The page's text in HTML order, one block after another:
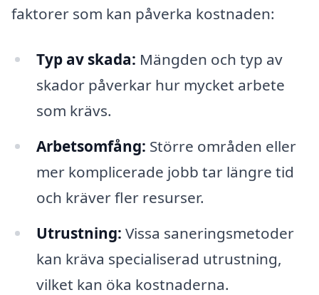
faktorer som kan påverka kostnaden:
Typ av skada: Mängden och typ av
skador påverkar hur mycket arbete
som krävs.
Arbetsomfång: Större områden eller
mer komplicerade jobb tar längre tid
och kräver fler resurser.
Utrustning: Vissa saneringsmetoder
kan kräva specialiserad utrustning,
vilket kan öka kostnaderna.